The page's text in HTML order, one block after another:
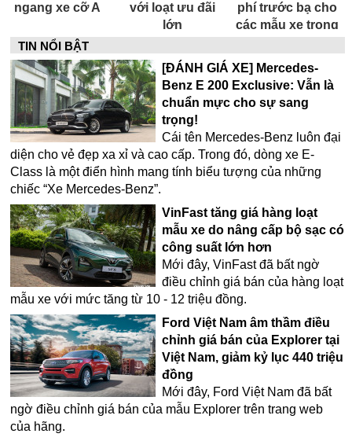
ngang xe cỡ A
với loạt ưu đãi
lớn
phí trước bạ cho
các mẫu xe trong
TIN NỔI BẬT
[ĐÁNH GIÁ XE] Mercedes-
Benz E 200 Exclusive: Vẫn là
chuẩn mực cho sự sang
trọng!
Cái tên Mercedes-Benz luôn đại
diện cho vẻ đẹp xa xỉ và cao cấp. Trong đó, dòng xe E-
Class là một điển hình mang tính biểu tượng của những
chiếc “Xe Mercedes-Benz”.
VinFast tăng giá hàng loạt
mẫu xe do nâng cấp bộ sạc có
công suất lớn hơn
Mới đây, VinFast đã bất ngờ
điều chỉnh giá bán của hàng loạt
mẫu xe với mức tăng từ 10 - 12 triệu đồng.
Ford Việt Nam âm thầm điều
chỉnh giá bán của Explorer tại
Việt Nam, giảm kỷ lục 440 triệu
đồng
Mới đây, Ford Việt Nam đã bất
ngờ điều chỉnh giá bán của mẫu Explorer trên trang web
của hãng.